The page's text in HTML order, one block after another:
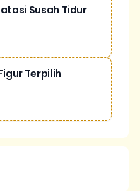
Susah Tidur
Terpilih